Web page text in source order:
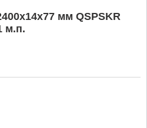
мм QSPSKR
м.п.